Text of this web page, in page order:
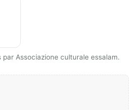
Associazione culturale essalam.